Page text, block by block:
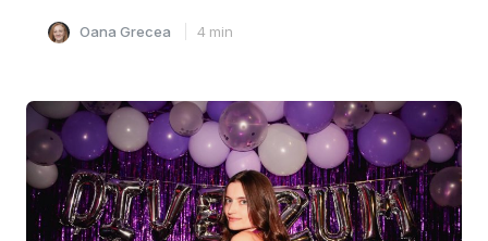
Oana Grecea 4 min